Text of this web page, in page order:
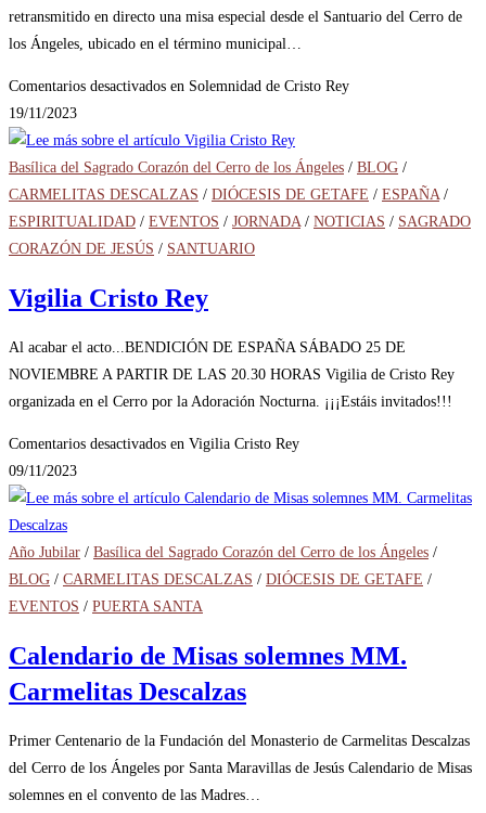
retransmitido en directo una misa especial desde el Santuario del Cerro de
los Ángeles, ubicado en el término municipal…
Comentarios desactivados en Solemnidad de Cristo Rey
19/11/2023
Basílica del Sagrado Corazón del Cerro de los Ángeles / BLOG /
CARMELITAS DESCALZAS / DIÓCESIS DE GETAFE / ESPAÑA/
ESPIRITUALIDAD / EVENTOS / JORNADA/ NOTICIAS / SAGRADO
CORAZÓN DE JESÚS / SANTUARIO
Vigilia Cristo Rey
Al acabar el acto...BENDICIÓN DE ESPAÑA SÁBADO 25 DE
NOVIEMBRE A PARTIR DE LAS 20.30 HORAS Vigilia de Cristo Rey
organizada en el Cerro por la Adoración Nocturna. ¡¡¡Estáis invitados!!!
Comentarios desactivados en Vigilia Cristo Rey
09/11/2023
Año Jubilar / Basílica del Sagrado Corazón del Cerro de los Ángeles /
BLOG / CARMELITAS DESCALZAS / DIÓCESIS DE GETAFE /
EVENTOS / PUERTA SANTA
Calendario de Misas solemnes MM.
Carmelitas Descalzas
Primer Centenario de la Fundación del Monasterio de Carmelitas Descalzas
del Cerro de los Ángeles por Santa Maravillas de Jesús Calendario de Misas
solemnes en el convento de las Madres…